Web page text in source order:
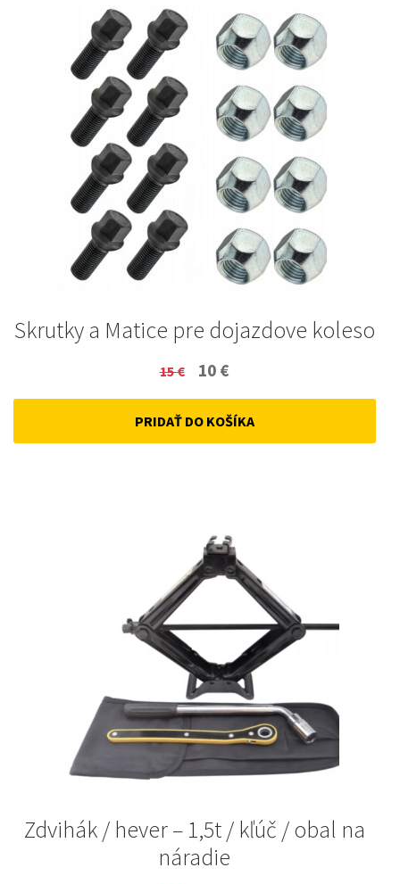
Skrutky a Matice pre dojazdove koleso
15€
Original
price
was:
10 €
price
is:
PRIDAŤ DO KOŠÍKA
Zdvihák / hever – 1,5t / kľúč / obal na
náradie